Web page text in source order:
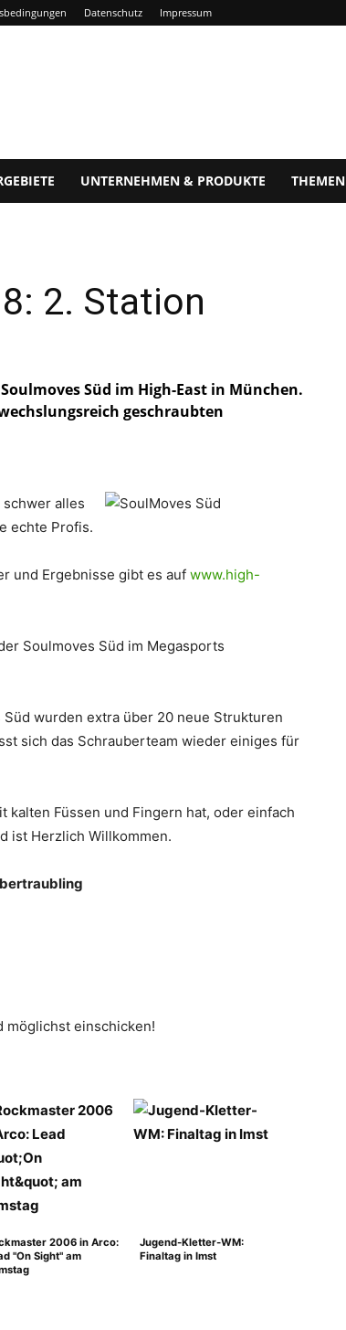
Datenschutz Impressum
UNTERNEHMEN & PRODUKTE THEMEN
2. Station
Süd im High-East in München.
geschraubten
alles
echte Profis.
und Ergebnisse gibt es auf www.high-
Soulmoves Süd im Megasports
wurden extra über 20 neue Strukturen
sich das Schrauberteam wieder einiges für
kalten Füssen und Fingern hat, oder einfach
ist Herzlich Willkommen.
möglichst einschicken!
2006 in Arco:
"On Sight" am
Jugend-Kletter-WM:
Finaltag in Imst